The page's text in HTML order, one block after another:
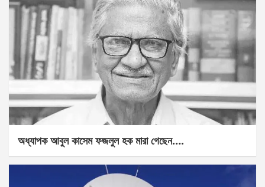
অধ্যাপক আবুল কাসেম ফজলুল হক মারা গেছেন….